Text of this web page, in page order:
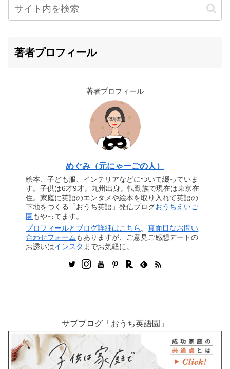
著者プロフィール
著者プロフィール
めぐみ（元にゃーごの人）
絵本、子ども服、インテリアなどについて綴っていま
す。子供は6才9才。九州出身。転勤族で現在は東京在
住。家庭に英語のエンタメや絵本を取り入れて英語の
下地をつくる「おうち英語」発信ブログおうちえいご
園 もやってます。
プロフィールとブログ詳細はこちら 。真面目なお問い
合わせフォームもありますが、ご意見ご感想デートの
お誘いはインスタ までお気軽に。
サブブログ「おうち英語園」